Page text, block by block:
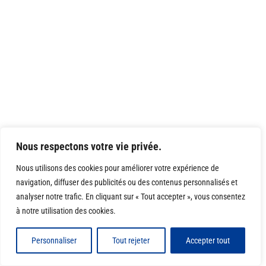
Nous respectons votre vie privée.
Nous utilisons des cookies pour améliorer votre expérience de
navigation, diffuser des publicités ou des contenus personnalisés et
analyser notre trafic. En cliquant sur « Tout accepter », vous consentez
à notre utilisation des cookies.
Personnaliser Tout rejeter Accepter tout